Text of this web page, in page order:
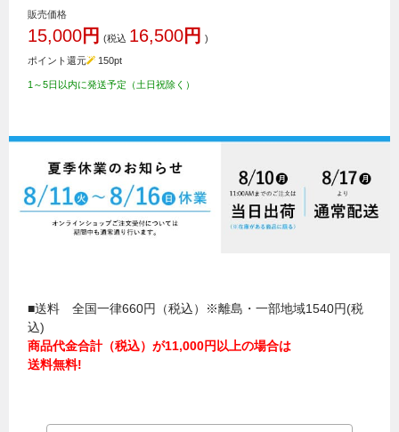
販売価格
15,000円 (税込 16,500円 )
ポイント還元 150pt
1～5日以内に発送予定（土日祝除く）
■送料 全国一律660円（税込）※離島・一部地域1540円(税
込)
商品代金合計（税込）が11,000円以上の場合は
送料無料!